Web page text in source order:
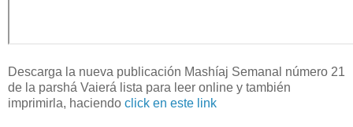
Descarga la nueva publicación Mashíaj Semanal número 21
de la parshá Vaierá lista para leer online y también
imprimirla, haciendo click en este link